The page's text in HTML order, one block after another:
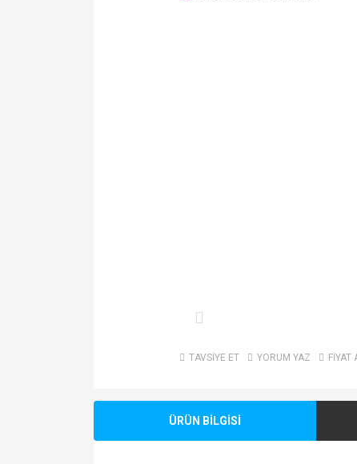
TAVSİYE ET YORUM YAZ FİYAT
ÜRÜN BİLGİSİ